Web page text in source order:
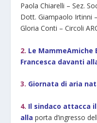
Paola Chiarelli – Sez.
Dott. Giampaolo Irtinni
Gloria Conti – Circoli
2. Le MammeAmiche
Francesca davanti
3. Giornata di aria
4. Il sindaco attacca
alla porta d’ingresso